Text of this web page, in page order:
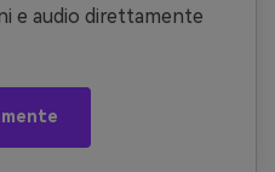
e audio direttamente